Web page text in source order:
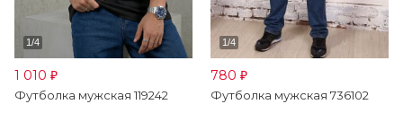
1 010 ₽
Футболка мужская 119242
780 ₽
Футболка мужская 736102